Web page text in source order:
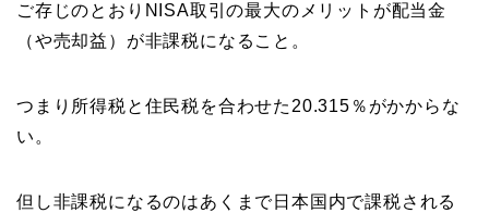
ご存じのとおりNISA取引の最大のメリットが配当金
（や売却益）が非課税になること。
つまり所得税と住民税を合わせた20.315％がかからな
い。
但し非課税になるのはあくまで日本国内で課税される